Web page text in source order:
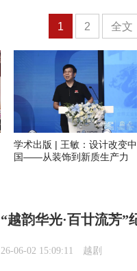
1 2 全文
学术出版 | 王敏：设计改变中
国——从装饰到新质生产力
“越韵华光·百廿流芳”
26-06-02 15:09:11 越剧